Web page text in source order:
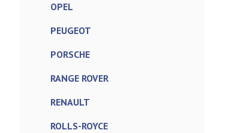
OPEL
PEUGEOT
PORSCHE
RANGE ROVER
RENAULT
ROLLS-ROYCE